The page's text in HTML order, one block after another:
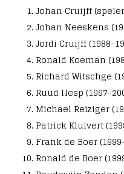
Johan Cruijff
Johan Neeskens
Jordi Cruijff (1988-
Ronald Koeman
Richard Witschge
Ruud Hesp (1997-
Michael Reiziger
Patrick Kluivert
Frank de Boer
Ronald de Boer